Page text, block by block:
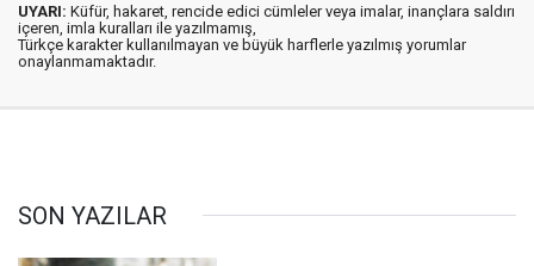
UYARI: Küfür, hakaret, rencide edici cümleler veya imalar, inançlara saldırı
içeren, imla kuralları ile yazılmamış,
Türkçe karakter kullanılmayan ve büyük harflerle yazılmış yorumlar
onaylanmamaktadır.
SON YAZILAR